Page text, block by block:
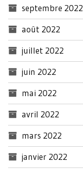
septembre 2022
août 2022
juillet 2022
juin 2022
mai 2022
avril 2022
mars 2022
janvier 2022